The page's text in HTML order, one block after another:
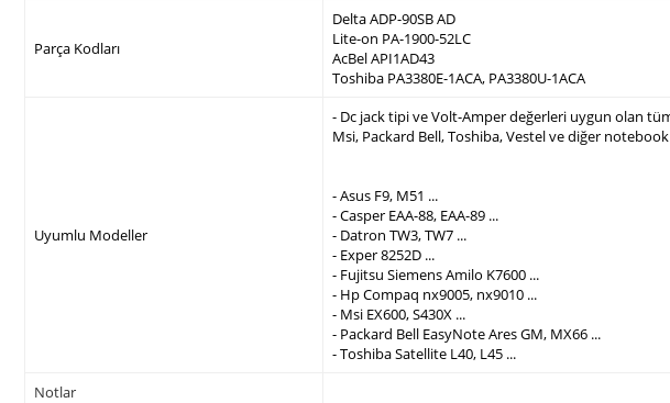
Parça Kodları
Delta ADP-90SB AD
Lite-on PA-1900-52LC
AcBel API1AD43
Toshiba PA3380E-1ACA, PA3380U-1ACA
Uyumlu Modeller
- Dc jack tipi ve Volt-Amper değerleri uygun olan
Msi, Packard Bell, Toshiba, Vestel ve diğer
- Asus F9, M51 ...
- Casper EAA-88, EAA-89 ...
- Datron TW3, TW7 ...
- Exper 8252D ...
- Fujitsu Siemens Amilo K7600 ...
- Hp Compaq nx9005, nx9010 ...
- Msi EX600, S430X ...
- Packard Bell EasyNote Ares GM, MX66 ...
- Toshiba Satellite L40, L45 ...
Notlar